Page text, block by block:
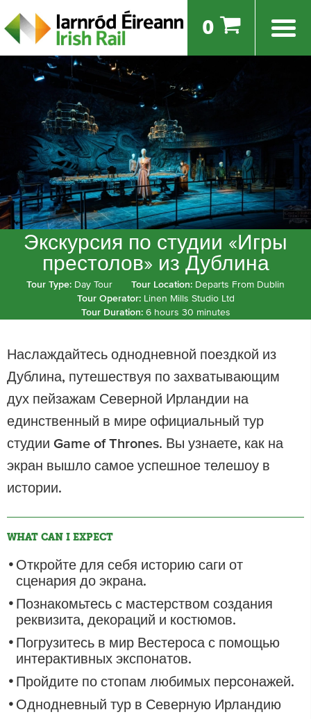
0
Экскурсия по студии «Игры
престолов» из Дублина
Tour Type: Day Tour Tour Location: Departs From Dublin
Tour Operator: Linen Mills Studio Ltd
Tour Duration: 6 hours 30 minutes
Наслаждайтесь однодневной поездкой из
Дублина, путешествуя по захватывающим
дух пейзажам Северной Ирландии на
единственный в мире официальный тур
студии Game of Thrones. Вы узнаете, как на
экран вышло самое успешное телешоу в
истории.
WHAT CAN I EXPECT
Откройте для себя историю саги от
сценария до экрана.
Познакомьтесь с мастерством создания
реквизита, декораций и костюмов.
Погрузитесь в мир Вестероса с помощью
интерактивных экспонатов.
Пройдите по стопам любимых персонажей.
Однодневный тур в Северную Ирландию